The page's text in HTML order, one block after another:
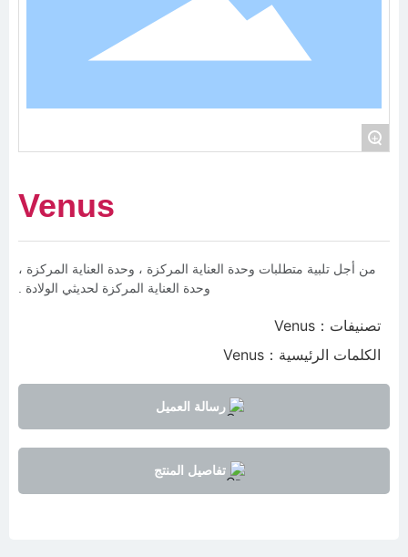
+
Venus
من أجل تلبية متطلبات وحدة العناية المركزة ، وحدة العناية المركزة ،
وحدة العناية المركزة لحديثي الولادة .
تصنيفات： Venus
الكلمات الرئيسية： Venus
رسالة العميل
تفاصيل المنتج